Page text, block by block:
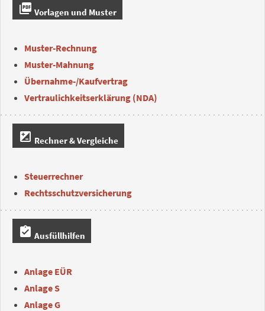
picture_as_pdf Vorlagen und Muster
Muster-Rechnung
Muster-Mahnung
Übernahme-/Kaufvertrag
Vertraulichkeitserklärung (NDA)
iso Rechner & Vergleiche
Steuerrechner
Rechtsschutzversicherung
assignment_turned_in Ausfüllhilfen
Anlage EÜR
Anlage S
Anlage G